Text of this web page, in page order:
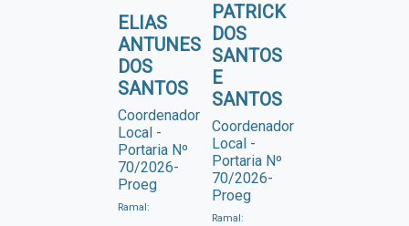
ELIAS
ANTUNES
DOS
SANTOS
Coordenador
Local -
Portaria Nº
70/2026-
Proeg
Ramal:
PATRICK
DOS
SANTOS
E
SANTOS
Coordenador
Local -
Portaria Nº
70/2026-
Proeg
Ramal: